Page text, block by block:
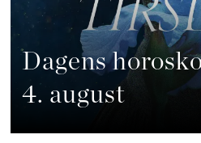
Dagens
4. august